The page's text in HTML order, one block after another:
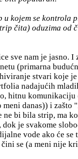
kojem se kontrola
čita) oduzima od
sve nam je jasno. I
(primarna
stvari koje
nadajućih
hitnu komunikaciju
meni danas)) i zašto
ne bi bila strip, ma
je svakome
vode ako će se
se (a meni nije